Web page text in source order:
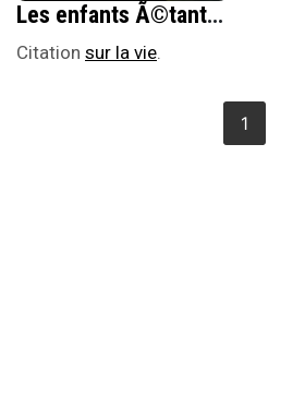
Les enfants Ã©tant la plupart du temps confiÃ©s Ã leur mÃ¨re, les pÃ¨res sont parfois confrontÃ©s Ã la difficultÃ© de les voir.
Citation sur la vie.
1